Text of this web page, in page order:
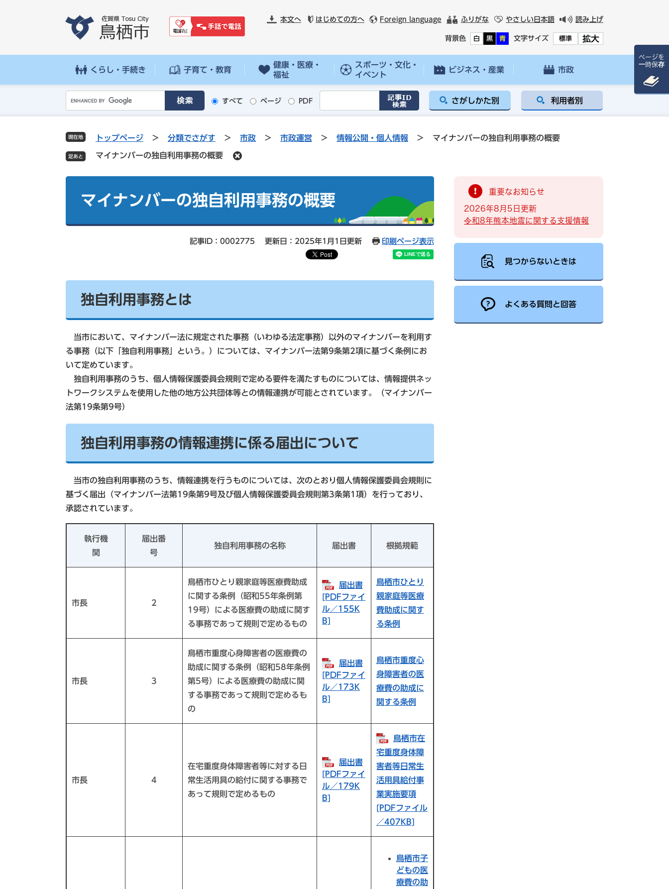
先
を
本文へ はじめての方へ Foreign language ふりがな やさしい日本語 読み上げ
背景色 白 黒 青 文字サイズ 標準 拡大
くらし・手続き 子育て・教育
健康・医療・
福祉
スポーツ・文化・
イベント
ビジネス・産業 市政
o
g
l
e
ス
索
すべて ページ PDF さがしかた別 利用者別
現在地 トップページ > 分類でさがす > 市政 > 市政運営 > 情報公開・個人情報 > マイナンバーの独自利用事務の概要
マイナンバーの独自利用事務の概要
マイナンバーの独自利用事務の概要
記事ID：0002775 更新日：2025年1月1日更新 印刷ページ表示
独自利用事務とは
当市において、マイナンバー法に規定された事務（いわゆる法定事務）以外のマイナンバーを利用す
る事務（以下「独自利用事務」という。）については、マイナンバー法第9条第2項に基づく条例にお
いて定めています。
独自利用事務のうち、個人情報保護委員会規則で定める要件を満たすものについては、情報提供ネッ
トワークシステムを使用した他の地方公共団体等との情報連携が可能とされています。（マイナンバー
法第19条第9号）
独自利用事務の情報連携に係る届出について
当市の独自利用事務のうち、情報連携を行うものについては、次のとおり個人情報保護委員会規則に
基づく届出（マイナンバー法第19条第9号及び個人情報保護委員会規則第3条第1項）を行っており、
承認されています。
執行機
関
届出番
号
独自利用事務の名称 届出書 根拠規範
市長 2
鳥栖市ひとり親家庭等医療費助成
に関する条例（昭和55年条例第
19号）による医療費の助成に関す
る事務であって規則で定めるもの
届出書
[PDFファイ
ル／155K
B]
鳥栖市ひとり
親家庭等医療
費助成に関す
る条例
市長 3
鳥栖市重度心身障害者の医療費の
助成に関する条例（昭和58年条例
第5号）による医療費の助成に関
する事務であって規則で定めるも
の
届出書
[PDFファイ
ル／173K
B]
鳥栖市重度心
身障害者の医
療費の助成に
関する条例
市長 4
在宅重度身体障害者等に対する日
常生活用具の給付に関する事務で
あって規則で定めるもの
届出書
[PDFファイ
ル／179K
B]
鳥栖市在
宅重度身体障
害者等日常生
活用具給付事
業実施要項
[PDFファイル
／407KB]
鳥栖市子
どもの医
療費の助
重要なお知らせ
2026年8月5日更新
令和8年熊本地震に関する支援情報
見つからないときは
よくある質問と回答
ページを
一時保存